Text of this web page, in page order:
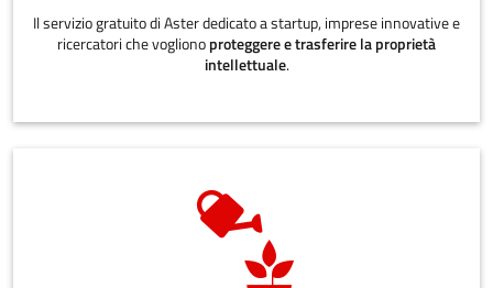
Il servizio gratuito di Aster dedicato a startup, imprese innovative e
ricercatori che voglionoproteggere e trasferire la proprietà
intellettuale.